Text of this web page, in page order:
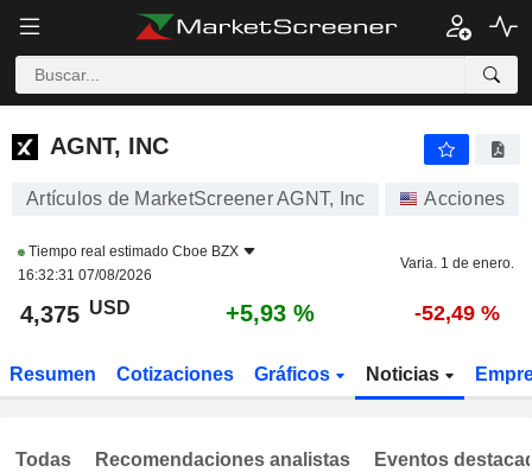
AGNT, INC
AGNT, INC
Artículos de MarketScreener AGNT, Inc Acciones
Tiempo real estimado Cboe BZX
16:32:31 07/08/2026
Varia. 1 de enero.
4,375 USD +5,93 % -52,49 %
Resumen Cotizaciones Gráficos Noticias
Todas Recomendaciones analistas Eventos